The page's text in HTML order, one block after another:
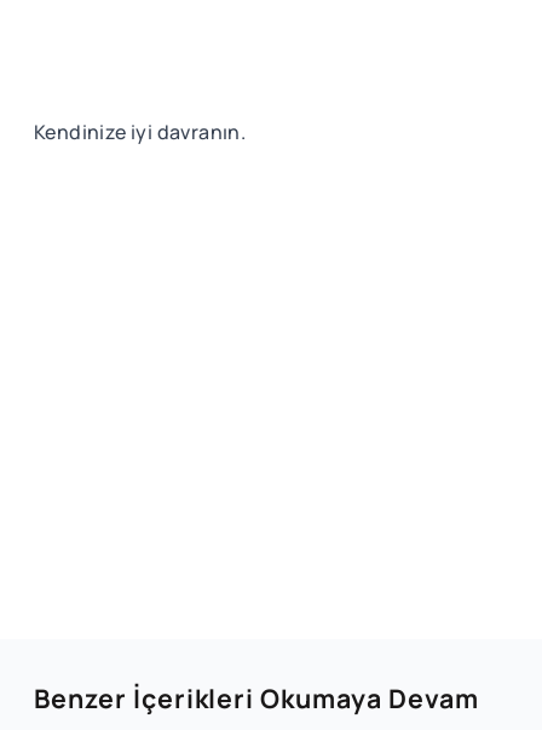
Kendinize iyi davranın.
Benzer İçerikleri Okumaya Devam